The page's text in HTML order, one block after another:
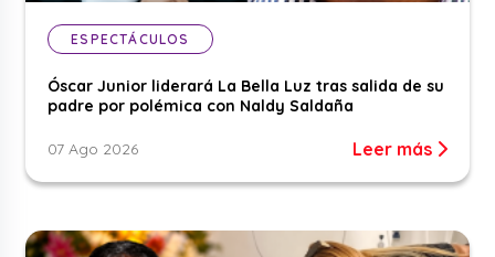
ESPECTÁCULOS
Óscar Junior liderará La Bella Luz tras salida de su
padre por polémica con Naldy Saldaña
07 Ago 2026 Leer más